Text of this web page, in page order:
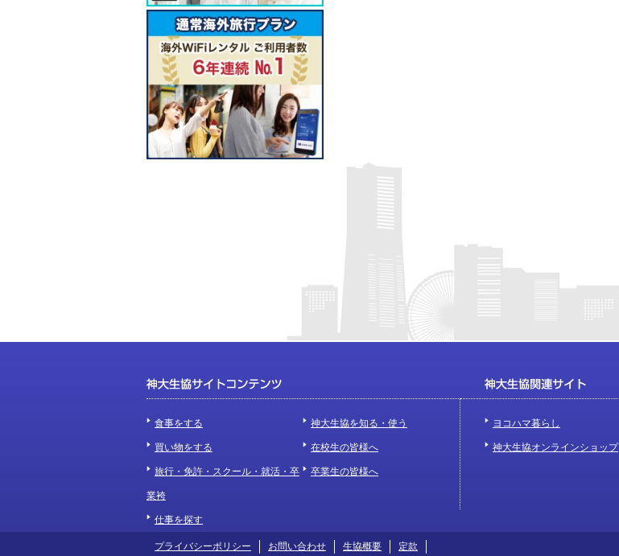
食事をする
買い物をする
旅行・免許・スクール・就活・卒
業袴
仕事を探す
神大生協を知る・使う
在校生の皆様へ
卒業生の皆様へ
ヨコハマ暮らし
神大生協オンラインショップ
プライバシーポリシー お問い合わせ 生協概要 定款